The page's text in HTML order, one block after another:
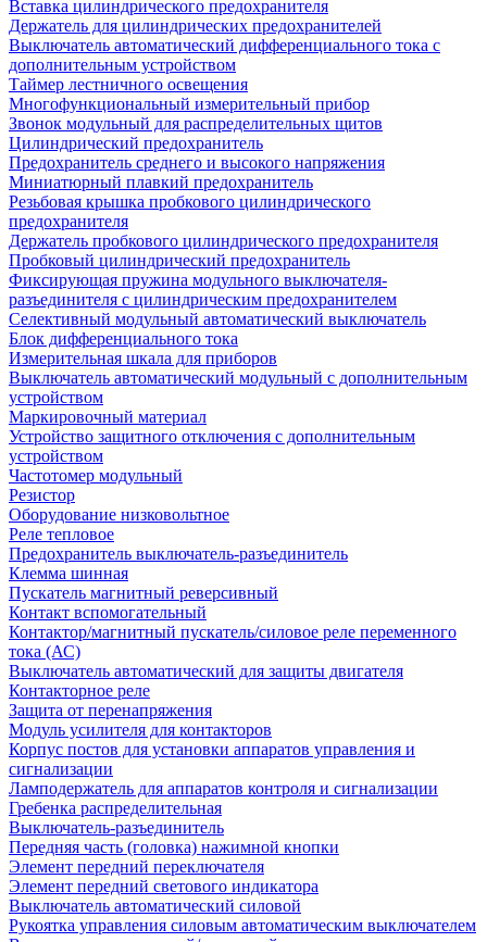
Вставка цилиндрического предохранителя
Держатель для цилиндрических предохранителей
Выключатель автоматический дифференциального тока с
дополнительным устройством
Таймер лестничного освещения
Многофункциональный измерительный прибор
Звонок модульный для распределительных щитов
Цилиндрический предохранитель
Предохранитель среднего и высокого напряжения
Миниатюрный плавкий предохранитель
Резьбовая крышка пробкового цилиндрического
предохранителя
Держатель пробкового цилиндрического предохранителя
Пробковый цилиндрический предохранитель
Фиксирующая пружина модульного выключателя-
разъединителя с цилиндрическим предохранителем
Селективный модульный автоматический выключатель
Блок дифференциального тока
Измерительная шкала для приборов
Выключатель автоматический модульный с дополнительным
устройством
Маркировочный материал
Устройство защитного отключения с дополнительным
устройством
Частотомер модульный
Резистор
Оборудование низковольтное
Реле тепловое
Предохранитель выключатель-разъединитель
Клемма шинная
Пускатель магнитный реверсивный
Контакт вспомогательный
Контактор/магнитный пускатель/силовое реле переменного
тока (АС)
Выключатель автоматический для защиты двигателя
Контакторное реле
Защита от перенапряжения
Модуль усилителя для контакторов
Корпус постов для установки аппаратов управления и
сигнализации
Ламподержатель для аппаратов контроля и сигнализации
Гребенка распределительная
Выключатель-разъединитель
Передняя часть (головка) нажимной кнопки
Элемент передний переключателя
Элемент передний светового индикатора
Выключатель автоматический силовой
Рукоятка управления силовым автоматическим выключателем